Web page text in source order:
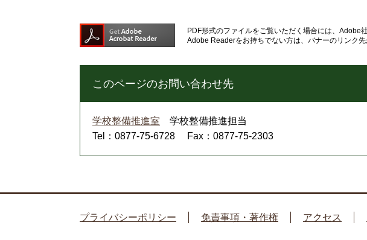
PDF形式のファイルをご覧いただく場合には、Adobe
Adobe Readerをお持ちでない方は、バナーのリンク
このページのお問い合わせ先
学校整備推進室
学校整備推進担当
Tel：0877-75-6728
Fax：0877-75-2303
プライバシーポリシー 免責事項・著作権 アクセス